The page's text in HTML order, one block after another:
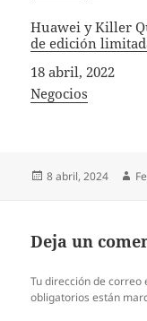
Huawei y Killer
de edición
Fecha
18 abril, 2022
In relation to
Negocios
Publicado
8 abril, 2024
Deja un
Tu dirección de
obligatorios están